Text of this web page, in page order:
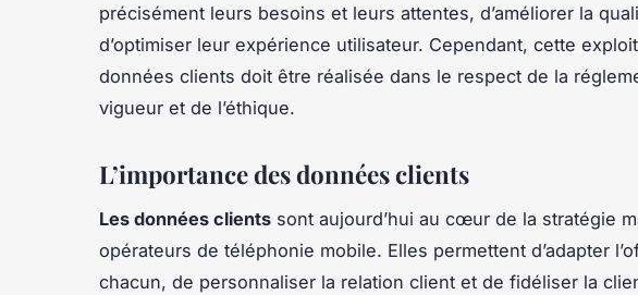
précisément leurs besoins et leurs attentes, d’améliorer la
d’optimiser leur expérience utilisateur. Cependant, cette
données clients doit être réalisée dans le respect de la
vigueur et de l’éthique.
L’importance des données clients
Les données clients sont aujourd’hui au cœur de la stratégie
opérateurs de téléphonie mobile. Elles permettent d’adapter
chacun, de personnaliser la relation client et de fidéliser la